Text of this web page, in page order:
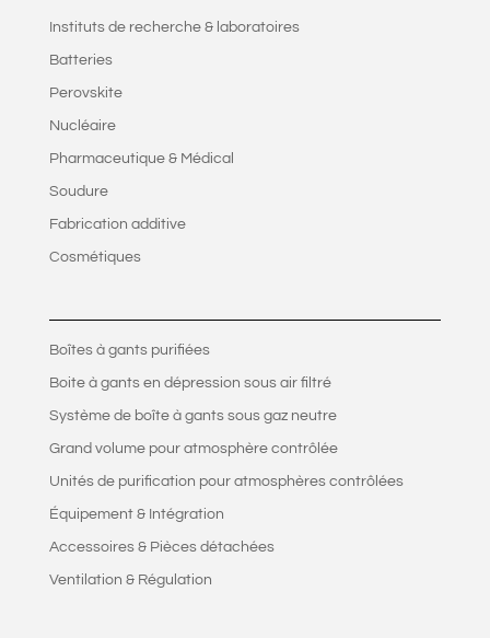
Instituts de recherche & laboratoires
Batteries
Perovskite
Nucléaire
Pharmaceutique & Médical
Soudure
Fabrication additive
Cosmétiques
Boîtes à gants purifiées
Boite à gants en dépression sous air filtré
Système de boîte à gants sous gaz neutre
Grand volume pour atmosphère contrôlée
Unités de purification pour atmosphères contrôlées
Équipement & Intégration
Accessoires & Pièces détachées
Ventilation & Régulation